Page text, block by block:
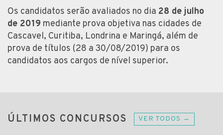
Os candidatos serão avaliados no dia 28 de julho
de 2019 mediante prova objetiva nas cidades de
Cascavel, Curitiba, Londrina e Maringá, além de
prova de títulos (28 a 30/08/2019) para os
candidatos aos cargos de nível superior.
ÚLTIMOS CONCURSOS VER TODOS →